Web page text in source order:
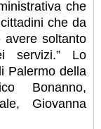
che
che da
avere soltanto
servizi.” Lo
Palermo della
Bonanno,
Giovanna